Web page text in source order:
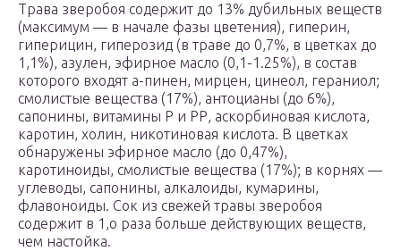
Трава зверобоя содержит до 13% дубильных веществ
(максимум — в начале фазы цветения), гиперин,
гиперицин, гиперозид (в траве до 0,7%, в цветках до
1,1%), азулен, эфирное масло (0,1-1.25%), в состав
которого входят а-пинен, мирцен, цинеол, гераниол;
смолистые вещества (17%), антоцианы (до 6%),
сапонины, витамины Р и РР, аскорбиновая кислота,
каротин, холин, никотиновая кислота. В цветках
обнаружены эфирное масло (до 0,47%),
каротиноиды, смолистые вещества (17%); в корнях —
углеводы, сапонины, алкалоиды, кумарины,
флавоноиды. Сок из свежей травы зверобоя
содержит в 1,о раза больше действующих веществ,
чем настойка.